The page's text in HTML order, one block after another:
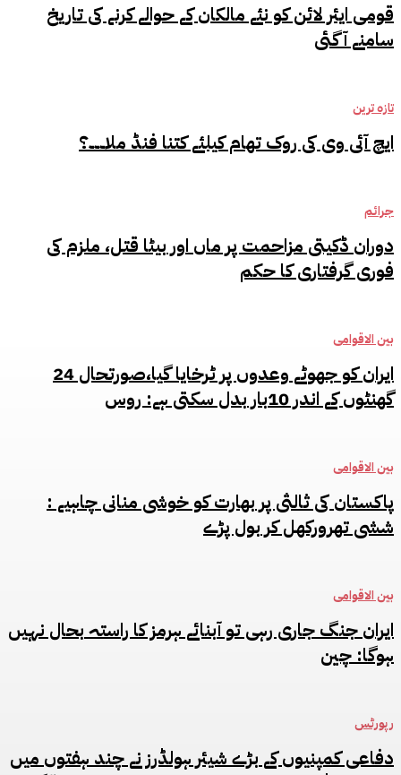
قومی ایئر لائن کو نئے مالکان کے حوالے کرنے کی تاریخ
سامنے آگئی
تازہ ترین
ایچ آئی وی کی روک تھام کیلئے کتنا فنڈ ملا۔۔۔؟
جرائم
دوران ڈکیتی مزاحمت پر ماں اور بیٹا قتل، ملزم کی
فوری گرفتاری کا حکم
بین الاقوامی
ایران کو جھوٹے وعدوں پر ٹرخایا گیا،صورتحال 24
گھنٹوں کے اندر 10بار بدل سکتی ہے: روس
بین الاقوامی
پاکستان کی ثالثی پر بھارت کو خوشی منانی چاہیے :
ششی تھرورکھل کر بول پڑے
بین الاقوامی
ایران جنگ جاری رہی تو آبنائے ہرمز کا راستہ بحال نہیں
ہوگا: چین
رپورٹس
دفاعی کمپنیوں کے بڑے شیئر ہولڈرز نے چند ہفتوں میں